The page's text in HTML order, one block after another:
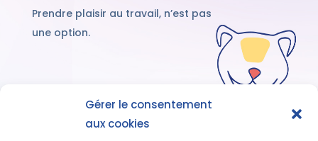
Gérer le consentement
aux cookies
Prendre plaisir au travail, n’est pas
une option.
Découvrez nos